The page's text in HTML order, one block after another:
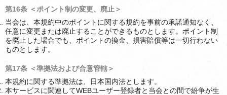
第16条 ＜ポイント制の変更、廃止＞
当会は、本規約中のポイントに関する規約を事前の承諾通知なく、
任意に変更または廃止することができるものとします。ポイント制
を廃止した場合でも、ポイントの換金、損害賠償等は一切行わない
ものとします。
第17条 ＜準拠法および合意管轄＞
本規約に関する準拠法は、日本国内法とします。
本サービスに関連してWEBユーザー登録者と当会との間で紛争が生